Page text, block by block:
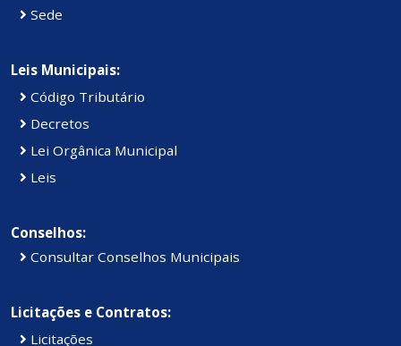
Sede
Leis Municipais:
Código Tributário
Decretos
Lei Orgânica Municipal
Leis
Conselhos:
Consultar Conselhos Municipais
Licitações e Contratos:
Licitações